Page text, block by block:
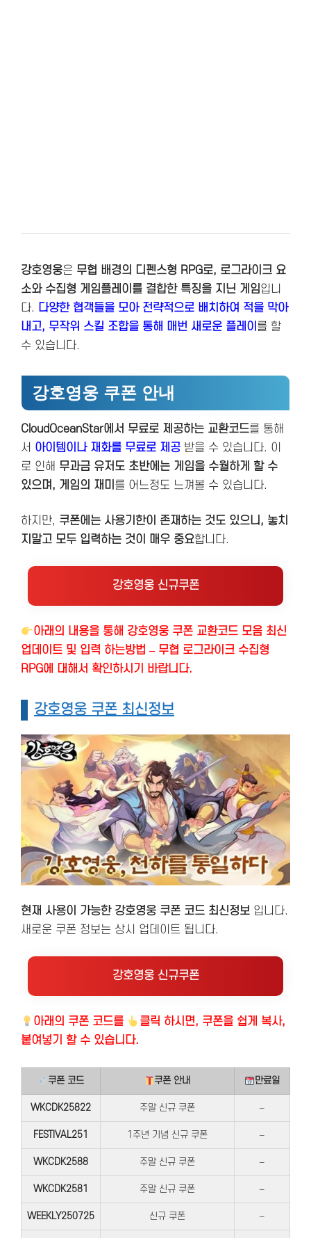
강호영웅은 무협 배경의 디펜스형 RPG로, 로그라이크 요
소와 수집형 게임플레이를 결합한 특징을 지닌 게임입니
다. 다양한 협객들을 모아 전략적으로 배치하여 적을 막아
내고, 무작위 스킬 조합을 통해 매번 새로운 플레이 를 할
수 있습니다​.
강호영웅 쿠폰 안내
CloudOceanStar에서 무료로 제공하는 교환코드를 통해
서 아이템이나 재화를 무료로 제공 받을 수 있습니다. 이
로 인해 무과금 유저도 초반에는 게임을 수월하게 할 수
있으며, 게임의 재미 를 어느정도 느껴볼 수 있습니다.
하지만, 쿠폰에는 사용기한이 존재하는 것도 있으니, 놓치
지말고 모두 입력하는 것이 매우 중요합니다.
강호영웅 신규쿠폰
아래의 내용을 통해 강호영웅 쿠폰 교환코드 모음 최신
업데이트 및 입력 하는방법 – 무협 로그라이크 수집형
RPG에 대해서 확인하시기 바랍니다.
강호영웅 쿠폰 최신정보
현재 사용이 가능한 강호영웅 쿠폰 코드 최신정보 입니다.
새로운 쿠폰 정보는 상시 업데이트 됩니다.
강호영웅 신규쿠폰
아래의 쿠폰 코드를
클릭 하시면, 쿠폰을 쉽게 복사,
붙여넣기 할 수 있습니다.
쿠폰 코드 쿠폰 안내 만료일
WKCDK25822 주말 신규 쿠폰 –
FESTIVAL251 1주년 기념 신규 쿠폰 –
WKCDK2588 주말 신규 쿠폰 –
WKCDK2581 주말 신규 쿠폰 –
WEEKLY250725 신규 쿠폰 –